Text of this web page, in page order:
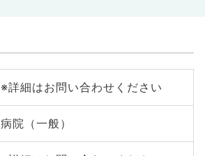
※詳細はお問い合わせください
病院（一般）